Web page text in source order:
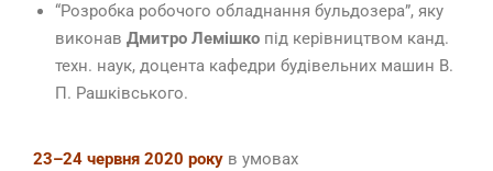
“Розробка робочого обладнання бульдозера”, яку
виконав Дмитро Лемішко під керівництвом канд.
техн. наук, доцента кафедри будівельних машин В.
П. Рашківського.
23–24 червня 2020 року в умовах